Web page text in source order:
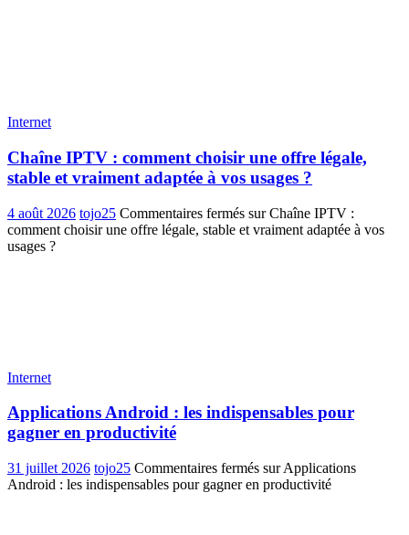
Internet
Chaîne IPTV : comment choisir une offre légale,
stable et vraiment adaptée à vos usages ?
4 août 2026 tojo25 Commentaires fermés sur Chaîne IPTV :
comment choisir une offre légale, stable et vraiment adaptée à vos
usages ?
Internet
Applications Android : les indispensables pour
gagner en productivité
31 juillet 2026 tojo25 Commentaires fermés sur Applications
Android : les indispensables pour gagner en productivité